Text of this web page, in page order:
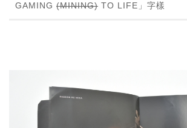
GAMING (MINING) TO LIFE」字樣